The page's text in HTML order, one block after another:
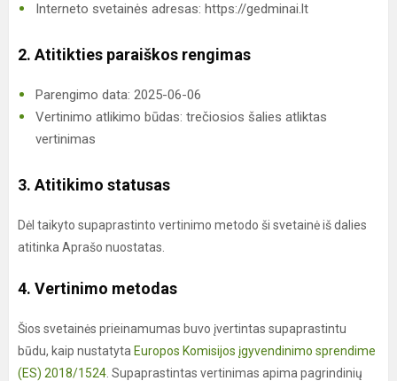
Interneto svetainės adresas: https://gedminai.lt
2. Atitikties paraiškos rengimas
Parengimo data: 2025-06-06
Vertinimo atlikimo būdas: trečiosios šalies atliktas
vertinimas
3. Atitikimo statusas
Dėl taikyto supaprastinto vertinimo metodo ši svetainė iš dalies
atitinka Aprašo nuostatas.
4. Vertinimo metodas
Šios svetainės prieinamumas buvo įvertintas supaprastintu
būdu, kaip nustatyta Europos Komisijos įgyvendinimo sprendime
(ES) 2018/1524 . Supaprastintas vertinimas apima pagrindinių